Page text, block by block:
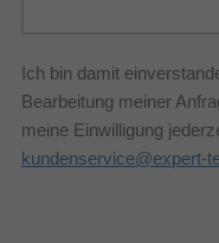
Ich bin damit
Bearbeitung meiner
meine Einwilligung
kundenservice@expert-